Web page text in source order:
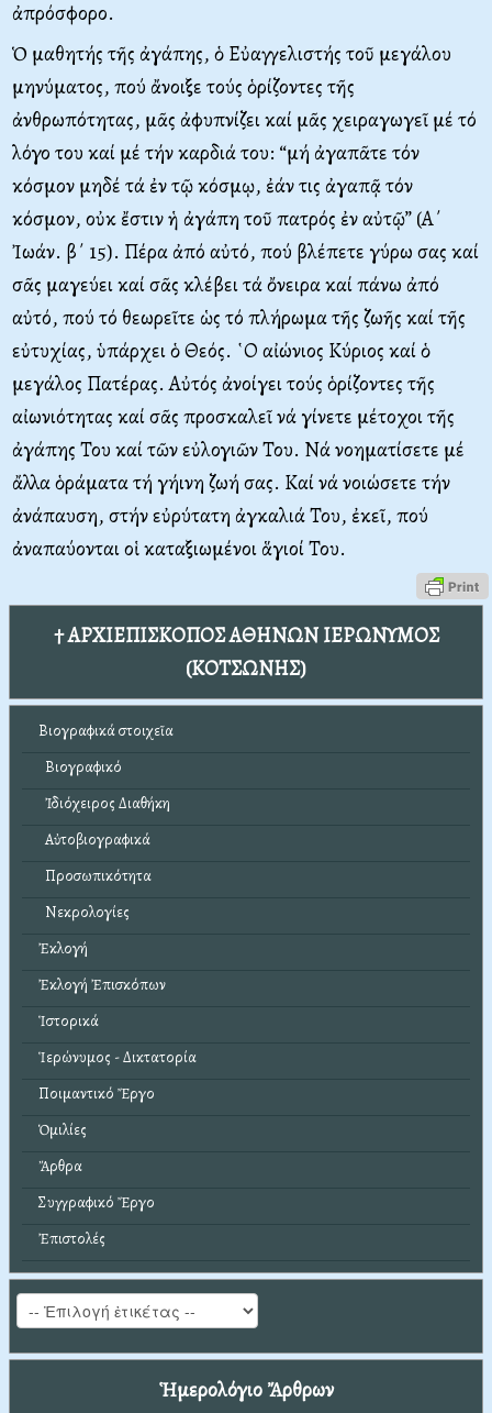
ἀπρόσφορο.
Ὁ μαθητής τῆς ἀγάπης, ὁ Εὐαγγελιστής τοῦ μεγάλου
μηνύματος, πού ἄνοιξε τούς ὁρίζοντες τῆς
ἀνθρωπότητας, μᾶς ἀφυπνίζει καί μᾶς χειραγωγεῖ μέ τό
λόγο του καί μέ τήν καρδιά του: “μή ἀγαπᾶτε τόν
κόσμον μηδέ τά ἐν τῷ κόσμῳ, ἐάν τις ἀγαπᾷ τόν
κόσμον, οὐκ ἔστιν ἡ ἀγάπη τοῦ πατρός ἐν αὐτῷ” (Α΄
Ἰωάν. β΄ 15). Πέρα ἀπό αὐτό, πού βλέπετε γύρω σας καί
σᾶς μαγεύει καί σᾶς κλέβει τά ὄνειρα καί πάνω ἀπό
αὐτό, πού τό θεωρεῖτε ὡς τό πλήρωμα τῆς ζωῆς καί τῆς
εὐτυχίας, ὑπάρχει ὁ Θεός. ῾Ο αἰώνιος Κύριος καί ὁ
μεγάλος Πατέρας. Αὐτός ἀνοίγει τούς ὁρίζοντες τῆς
αἰωνιότητας καί σᾶς προσκαλεῖ νά γίνετε μέτοχοι τῆς
ἀγάπης Του καί τῶν εὐλογιῶν Του. Νά νοηματίσετε μέ
ἄλλα ὁράματα τή γήινη ζωή σας. Καί νά νοιώσετε τήν
ἀνάπαυση, στήν εὐρύτατη ἀγκαλιά Του, ἐκεῖ, πού
ἀναπαύονται οἱ καταξιωμένοι ἅγιοί Του.
† ΑΡΧΙΕΠΙΣΚΟΠΟΣ ΑΘΗΝΩΝ ΙΕΡΩΝΥΜΟΣ
(ΚΟΤΣΩΝΗΣ)
Βιογραφικά στοιχεῖα
Βιογραφικό
Ἰδιόχειρος Διαθήκη
Αὐτοβιογραφικά
Προσωπικότητα
Νεκρολογίες
Ἐκλογή
Ἐκλογή Ἐπισκόπων
Ἱστορικά
Ἱερώνυμος - Δικτατορία
Ποιμαντικό Ἔργο
Ὁμιλίες
Ἄρθρα
Συγγραφικό Ἔργο
Ἐπιστολές
Ἡμερολόγιο Ἄρθρων